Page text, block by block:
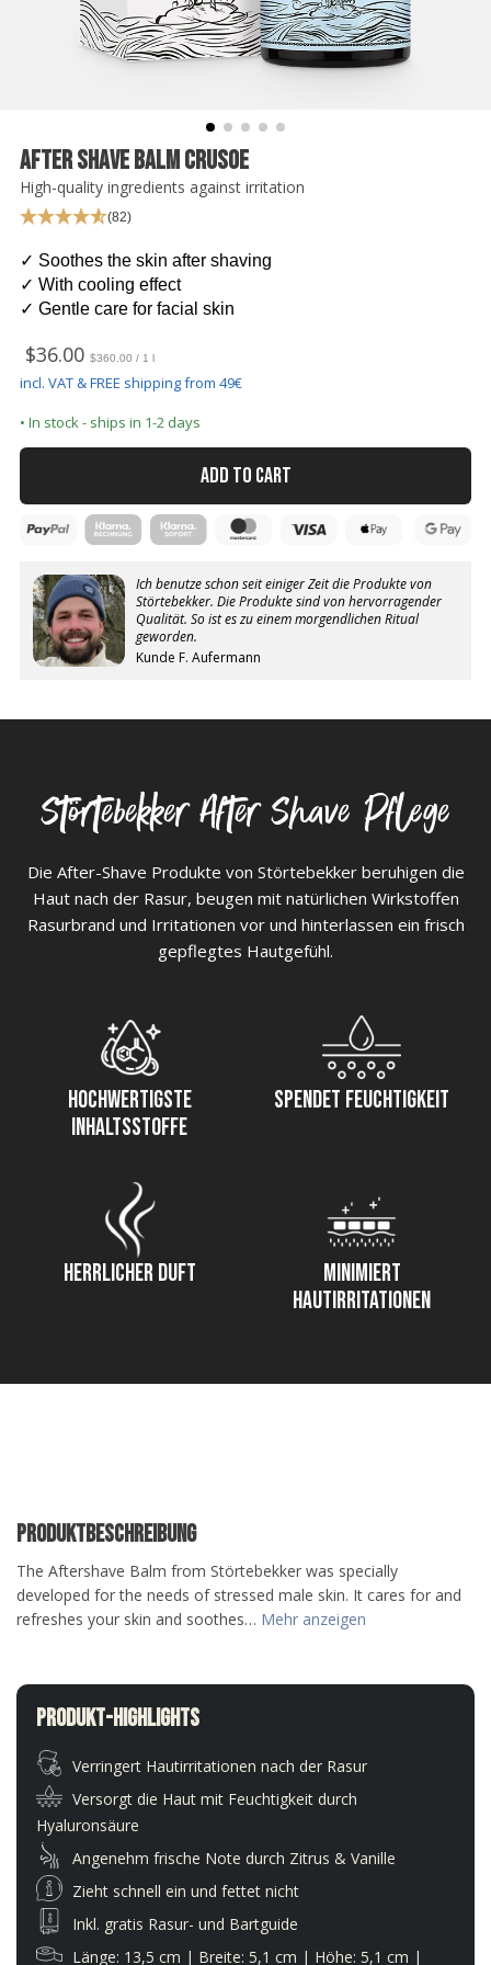
Hair & Body Wash
Fettige Kopfhaut
Rasierzubehör
Rasurbrand
Rasiermesser - Sets
Rasurzubehör - Sets
After Shave Balm Crusoe
High-quality ingredients against irritation
(82)
✓ Soothes the skin after shaving
✓ With cooling effect
✓ Gentle care for facial skin
$36.00 $360.00 / 1 l
incl. VAT & FREE shipping from 49€
• In stock - ships in 1-2 days
ADD TO CART
Ich benutze schon seit einiger Zeit die Produkte von
Störtebekker. Die Produkte sind von hervorragender
Qualität. So ist es zu einem morgendlichen Ritual
geworden.
Kunde F. Aufermann
Störtebekker After Shave Pflege
Die After-Shave Produkte von Störtebekker beruhigen die
Haut nach der Rasur, beugen mit natürlichen Wirkstoffen
Rasurbrand und Irritationen vor und hinterlassen ein frisch
gepflegtes Hautgefühl.
hochwertigste
Inhaltsstoffe
Spendet Feuchtigkeit
Herrlicher Duft
Minimiert
Hautirritationen
Produktbeschreibung
The Aftershave Balm from Störtebekker was specially
developed for the needs of stressed male skin. It cares for and
refreshes your skin and soothes… Mehr anzeigen
Produkt-Highlights
Verringert Hautirritationen nach der Rasur
Versorgt die Haut mit Feuchtigkeit durch
Hyaluronsäure
Angenehm frische Note durch Zitrus & Vanille
Zieht schnell ein und fettet nicht
Inkl. gratis Rasur- und Bartguide
Länge: 13,5 cm | Breite: 5,1 cm | Höhe: 5,1 cm |